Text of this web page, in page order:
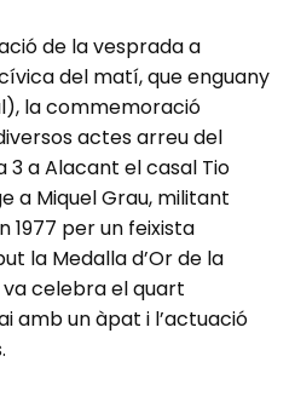
de la vesprada a
del matí, que enguany
la commemoració
actes arreu del
3 a Alacant el casal Tio
a Miquel Grau, militant
1977 per un feixista
la Medalla d’Or de la
celebra el quart
amb un àpat i l’actuació